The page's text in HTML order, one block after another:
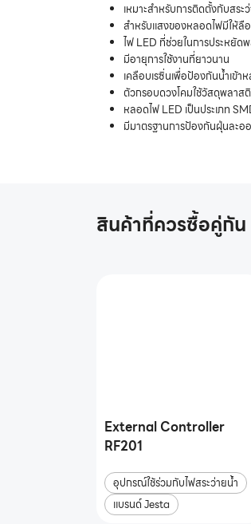
เหมาะสำหรับการติดตั้งกับสร
สำหรับแสงของหลอดไฟมีให้ลื
ไฟ LED ที่ช่วยในการประหยัด
มีอายุการใช้งานที่ยาวนาน
เคลือบเรซิ่นเพื่อป้องกันน้ำเข้า
ตัวกรอบดวงโคมใช้วัสดุพลาส
หลอดไฟ LED เป็นประเภท
มีมาตรฐานการป้องกันฝุ่นละอ
สินค้าที่ควรซื้อคู่กัน
External Controller
RF201
อุปกรณ์ใช้ร่วมกับไฟสระว่ายน้ำ
แบรนด์ Jesta